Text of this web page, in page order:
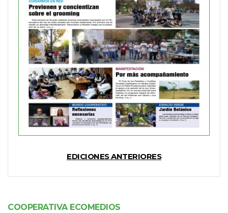
EDICIONES ANTERIORES
COOPERATIVA ECOMEDIOS